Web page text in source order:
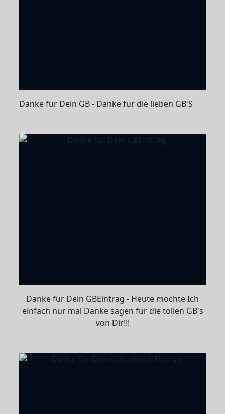
Danke für Dein GB - Danke für die lieben GB'S
Danke für Dein GBEintrag - Heute möchte Ich
einfach nur mal Danke sagen für die tollen GB's
von Dir!!!